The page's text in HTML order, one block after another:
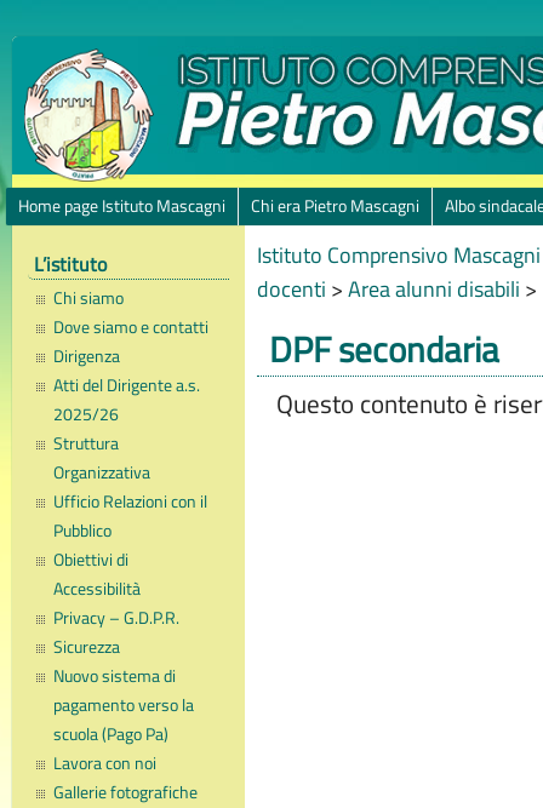
Home page Istituto Mascagni Chi era Pietro Mascagni Albo
L’istituto
Chi siamo
Dove siamo e contatti
Dirigenza
Atti del Dirigente a.s.
2025/26
Struttura
Organizzativa
Ufficio Relazioni con il
Pubblico
Obiettivi di
Accessibilità
Privacy – G.D.P.R.
Sicurezza
Nuovo sistema di
pagamento verso la
scuola (Pago Pa)
Lavora con noi
Gallerie fotografiche
Istituto Comprensivo
docenti >Area alunni disabili >
DPF secondaria
Questo contenuto è